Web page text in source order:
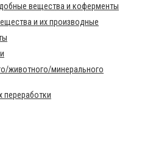
вещества и коферменты
и их производные
животного/минерального
переработки